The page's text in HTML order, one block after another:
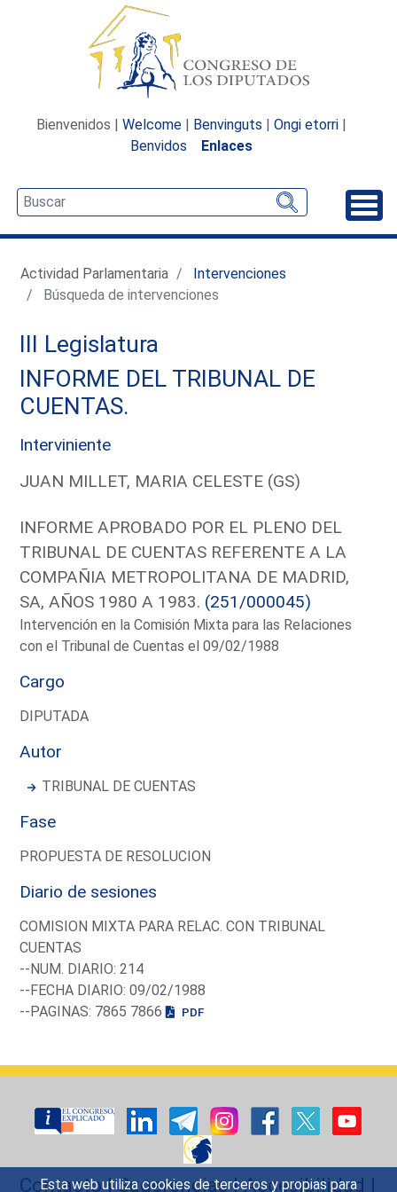
Esta web utiliza cookies de terceros y propias para
Bienvenidos | Welcome | Benvinguts | Ongi etorri |
Benvidos
Enlaces
Actividad Parlamentaria
Intervenciones
Búsqueda de intervenciones
III Legislatura
INFORME DEL TRIBUNAL DE
CUENTAS.
Interviniente
JUAN MILLET, MARIA CELESTE (GS)
INFORME APROBADO POR EL PLENO DEL
TRIBUNAL DE CUENTAS REFERENTE A LA
COMPAÑIA METROPOLITANA DE MADRID,
SA, AÑOS 1980 A 1983. (251/000045)
Intervención en la Comisión Mixta para las Relaciones
con el Tribunal de Cuentas el 09/02/1988
Cargo
DIPUTADA
Autor
TRIBUNAL DE CUENTAS
Fase
PROPUESTA DE RESOLUCION
Diario de sesiones
COMISION MIXTA PARA RELAC. CON TRIBUNAL
CUENTAS
--NUM. DIARIO: 214
--FECHA DIARIO: 09/02/1988
--PAGINAS: 7865 7866
PDF
Contacto|Sugerencias|Accesibilidad |